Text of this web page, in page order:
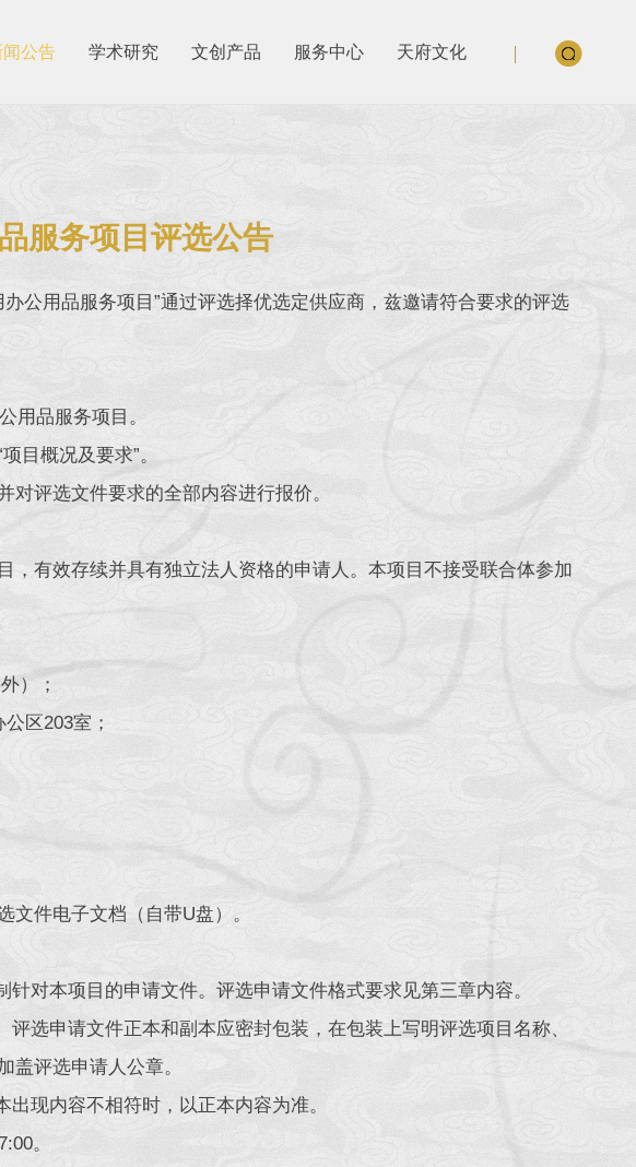
闻公告 学术研究 文创产品 服务中心 天府文化
服务项目评选公告
公用品服务项目”通过评选择优选定供应商，兹邀请符合要求的评选
用品服务项目。
目概况及要求”。
评选文件要求的全部内容进行报价。
，有效存续并具有独立法人资格的申请人。本项目不接受联合体参加
）；
区203室；
文件电子文档（自带U盘）。
对本项目的申请文件。评选申请文件格式要求见第三章内容。
选申请文件正本和副本应密封包装，在包装上写明评选项目名称、
盖评选申请人公章。
现内容不相符时，以正本内容为准。
。